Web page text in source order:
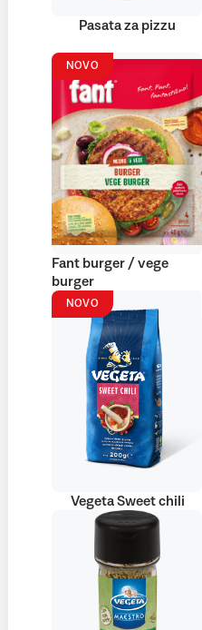
Pasata za pizzu
NOVO
Fant burger / vege
burger
NOVO
Vegeta Sweet chili